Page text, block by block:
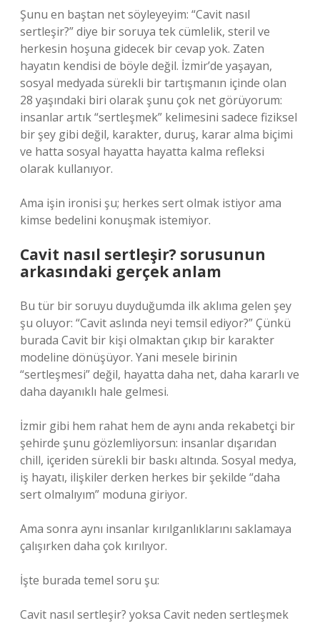
Şunu en baştan net söyleyeyim: “Cavit nasıl
sertleşir?” diye bir soruya tek cümlelik, steril ve
herkesin hoşuna gidecek bir cevap yok. Zaten
hayatın kendisi de böyle değil. İzmir’de yaşayan,
sosyal medyada sürekli bir tartışmanın içinde olan
28 yaşındaki biri olarak şunu çok net görüyorum:
insanlar artık “sertleşmek” kelimesini sadece fiziksel
bir şey gibi değil, karakter, duruş, karar alma biçimi
ve hatta sosyal hayatta hayatta kalma refleksi
olarak kullanıyor.
Ama işin ironisi şu; herkes sert olmak istiyor ama
kimse bedelini konuşmak istemiyor.
Cavit nasıl sertleşir? sorusunun
arkasındaki gerçek anlam
Bu tür bir soruyu duyduğumda ilk aklıma gelen şey
şu oluyor: “Cavit aslında neyi temsil ediyor?” Çünkü
burada Cavit bir kişi olmaktan çıkıp bir karakter
modeline dönüşüyor. Yani mesele birinin
“sertleşmesi” değil, hayatta daha net, daha kararlı ve
daha dayanıklı hale gelmesi.
İzmir gibi hem rahat hem de aynı anda rekabetçi bir
şehirde şunu gözlemliyorsun: insanlar dışarıdan
chill, içeriden sürekli bir baskı altında. Sosyal medya,
iş hayatı, ilişkiler derken herkes bir şekilde “daha
sert olmalıyım” moduna giriyor.
Ama sonra aynı insanlar kırılganlıklarını saklamaya
çalışırken daha çok kırılıyor.
İşte burada temel soru şu:
Cavit nasıl sertleşir? yoksa Cavit neden sertleşmek